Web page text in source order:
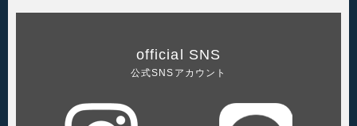
official SNS
公式SNSアカウント